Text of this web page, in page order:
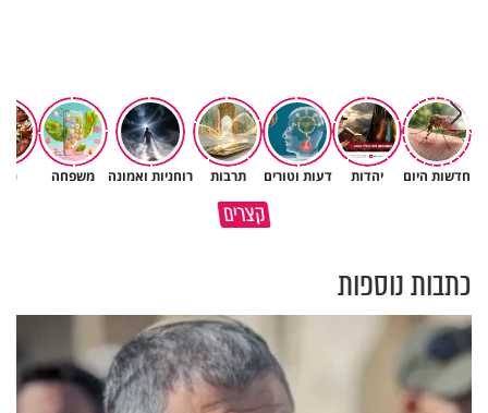
חדשות היום יהדות דעות וטורים תרבות רוחניות ואמונה משפחה
קצריםמדוע האמונה נמשלה למלח?
גם ׳הרע׳ זה הרחמים של בורא
כתבות נוספות